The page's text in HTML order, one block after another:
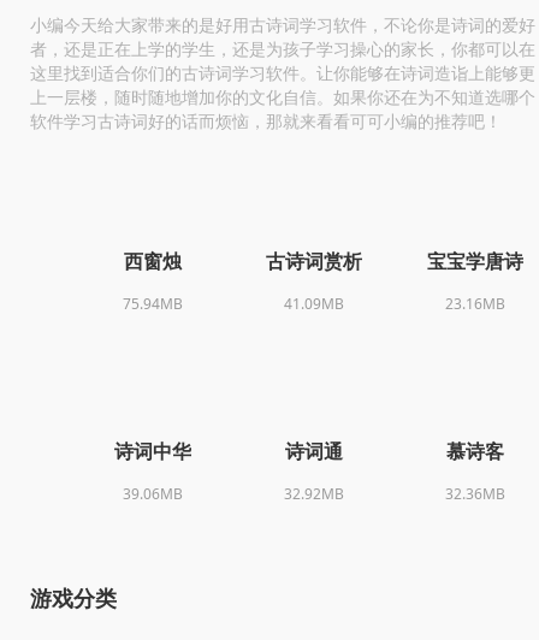
小编今天给大家带来的是好用古诗词学习软件，不论你是诗词的爱好
者，还是正在上学的学生，还是为孩子学习操心的家长，你都可以在
这里找到适合你们的古诗词学习软件。让你能够在诗词造诣上能够更
上一层楼，随时随地增加你的文化自信。如果你还在为不知道选哪个
软件学习古诗词好的话而烦恼，那就来看看可可小编的推荐吧！
西窗烛
75.94MB
古诗词赏析
41.09MB
宝宝学唐诗
23.16MB
诗词中华
39.06MB
诗词通
32.92MB
慕诗客
32.36MB
游戏分类